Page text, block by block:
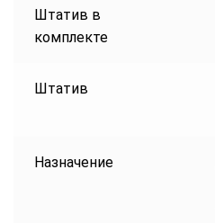
Штатив в
комплекте
Штатив
Назначение